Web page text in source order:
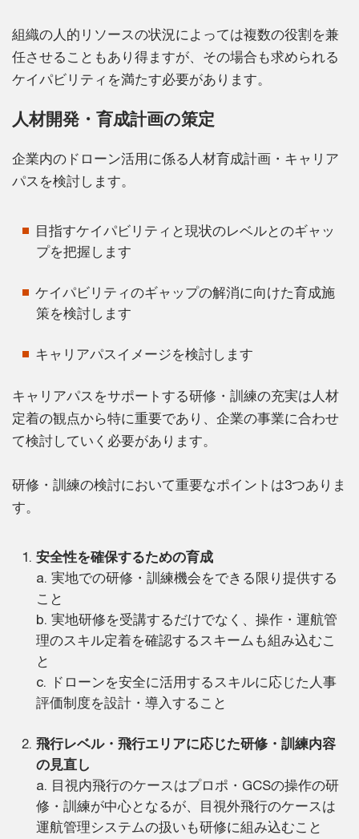
組織の人的リソースの状況によっては複数の役割を兼
任させることもあり得ますが、その場合も求められる
ケイパビリティを満たす必要があります。
人材開発・育成計画の策定
企業内のドローン活用に係る人材育成計画・キャリア
パスを検討します。
目指すケイパビリティと現状のレベルとのギャッ
プを把握します
ケイパビリティのギャップの解消に向けた育成施
策を検討します
キャリアパスイメージを検討します
キャリアパスをサポートする研修・訓練の充実は人材
定着の観点から特に重要であり、企業の事業に合わせ
て検討していく必要があります。
研修・訓練の検討において重要なポイントは3つありま
す。
安全性を確保するための育成
a. 実地での研修・訓練機会をできる限り提供する
こと
b. 実地研修を受講するだけでなく、操作・運航管
理のスキル定着を確認するスキームも組み込むこ
と
c. ドローンを安全に活用するスキルに応じた人事
評価制度を設計・導入すること
飛行レベル・飛行エリアに応じた研修・訓練内容
の見直し
a. 目視内飛行のケースはプロポ・GCSの操作の研
修・訓練が中心となるが、目視外飛行のケースは
運航管理システムの扱いも研修に組み込むこと